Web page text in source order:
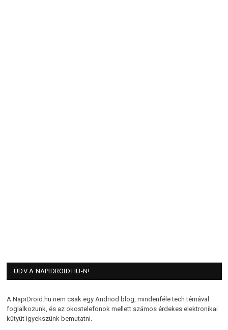
ÜDV A NAPIDROID.HU-N!
A NapiDroid.hu nem csak egy Andriod blog, mindenféle tech témával
foglalkozunk, és az okostelefonok mellett számos érdekes elektronikai
kütyüt igyekszünk bemutatni.